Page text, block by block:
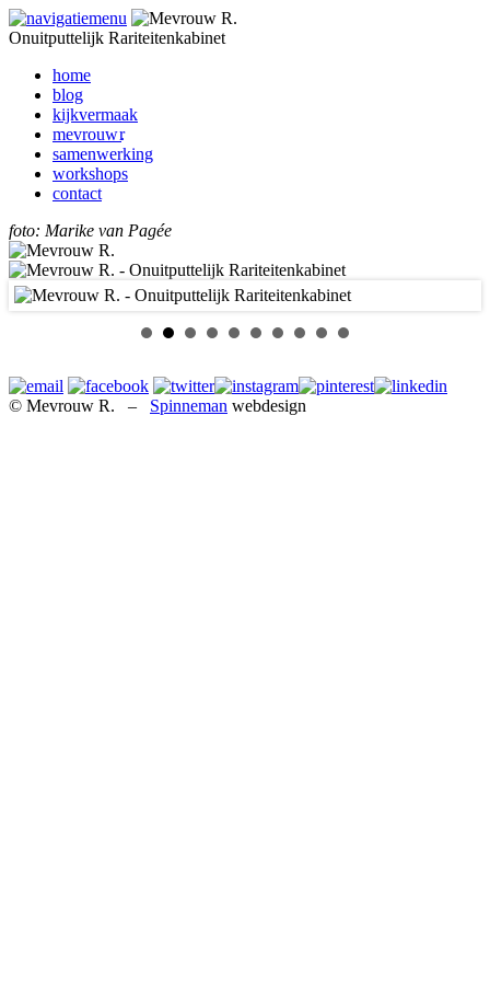
Onuitputtelijk Rariteitenkabinet
home
blog
kijkvermaak
mevrouwr.
samenwerking
workshops
contact
foto: Marike van Pagée
© Mevrouw R. – Spinneman webdesign